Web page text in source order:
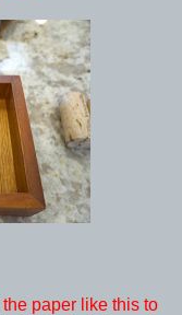
paper like this to